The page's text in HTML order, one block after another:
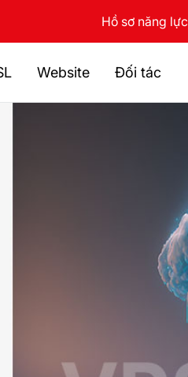
Hồ sơ năng lực
Website Đối tác